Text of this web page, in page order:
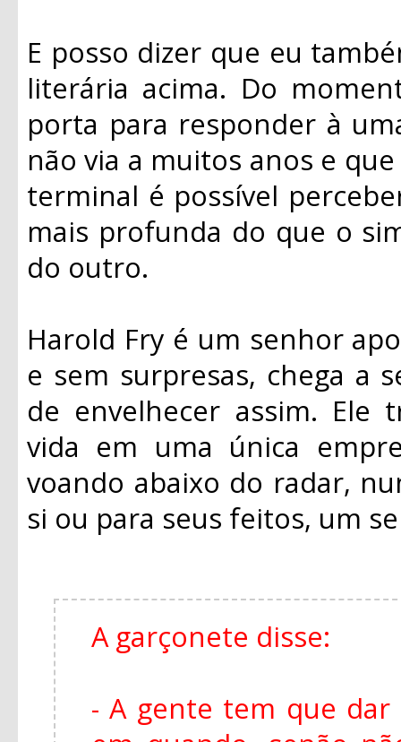
E posso dizer que eu
literária acima. Do
porta para responder à
não via a muitos anos e
terminal é possível
mais profunda do que o
do outro.
Harold Fry é um senhor
e sem surpresas, chega a
de envelhecer assim. Ele
vida em uma única
voando abaixo do radar,
si ou para seus feitos, um
A garçonete disse:
- A gente tem que